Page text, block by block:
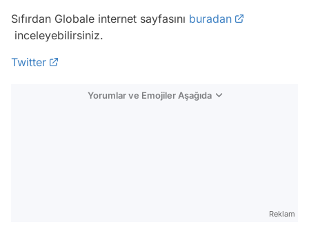
Sıfırdan Globale internet sayfasını buradan
inceleyebilirsiniz.
Twitter
Yorumlar ve Emojiler Aşağıda
Reklam